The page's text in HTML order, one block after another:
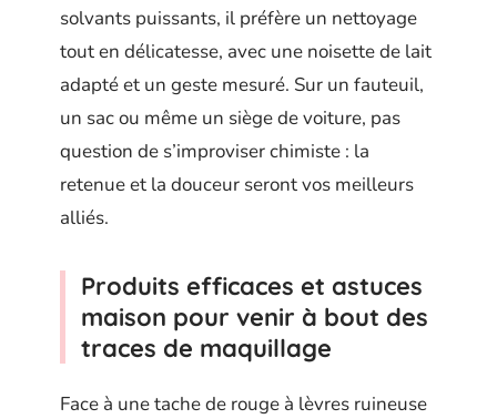
solvants puissants, il préfère un nettoyage
tout en délicatesse, avec une noisette de lait
adapté et un geste mesuré. Sur un fauteuil,
un sac ou même un siège de voiture, pas
question de s’improviser chimiste : la
retenue et la douceur seront vos meilleurs
alliés.
Produits efficaces et astuces
maison pour venir à bout des
traces de maquillage
Face à une tache de rouge à lèvres ruineuse